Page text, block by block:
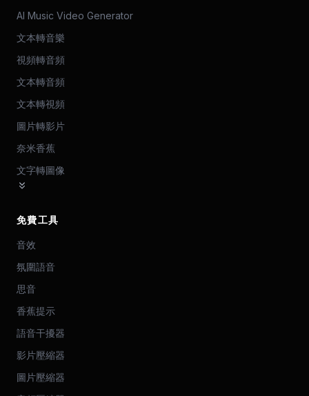
AI Music Video Generator
文本轉音樂
視頻轉音頻
文本轉音頻
文本轉視頻
圖片轉影片
奈米香蕉
文字轉圖像
免費工具
音效
氛圍語音
思音
香蕉提示
語音干擾器
影片壓縮器
圖片壓縮器